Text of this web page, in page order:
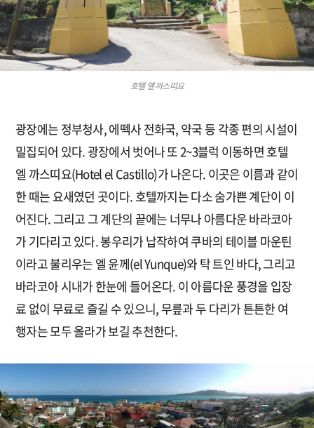
호텔 엘 까스띠요
광장에는 정부청사, 에떽사 전화국, 약국 등 각종 편의 시설이
밀집되어 있다. 광장에서 벗어나 또 2~3블럭 이동하면 호텔
엘 까스띠요(Hotel el Castillo)가 나온다. 이곳은 이름과 같이
한 때는 요새였던 곳이다. 호텔까지는 다소 숨가쁜 계단이 이
어진다. 그리고 그 계단의 끝에는 너무나 아름다운 바라코아
가 기다리고 있다. 봉우리가 납작하여 쿠바의 테이블 마운틴
이라고 불리우는 엘 윤께(el Yunque)와 탁 트인 바다, 그리고
바라코아 시내가 한눈에 들어온다. 이 아름다운 풍경을 입장
료 없이 무료로 즐길 수 있으니, 무릎과 두 다리가 튼튼한 여
행자는 모두 올라가 보길 추천한다.